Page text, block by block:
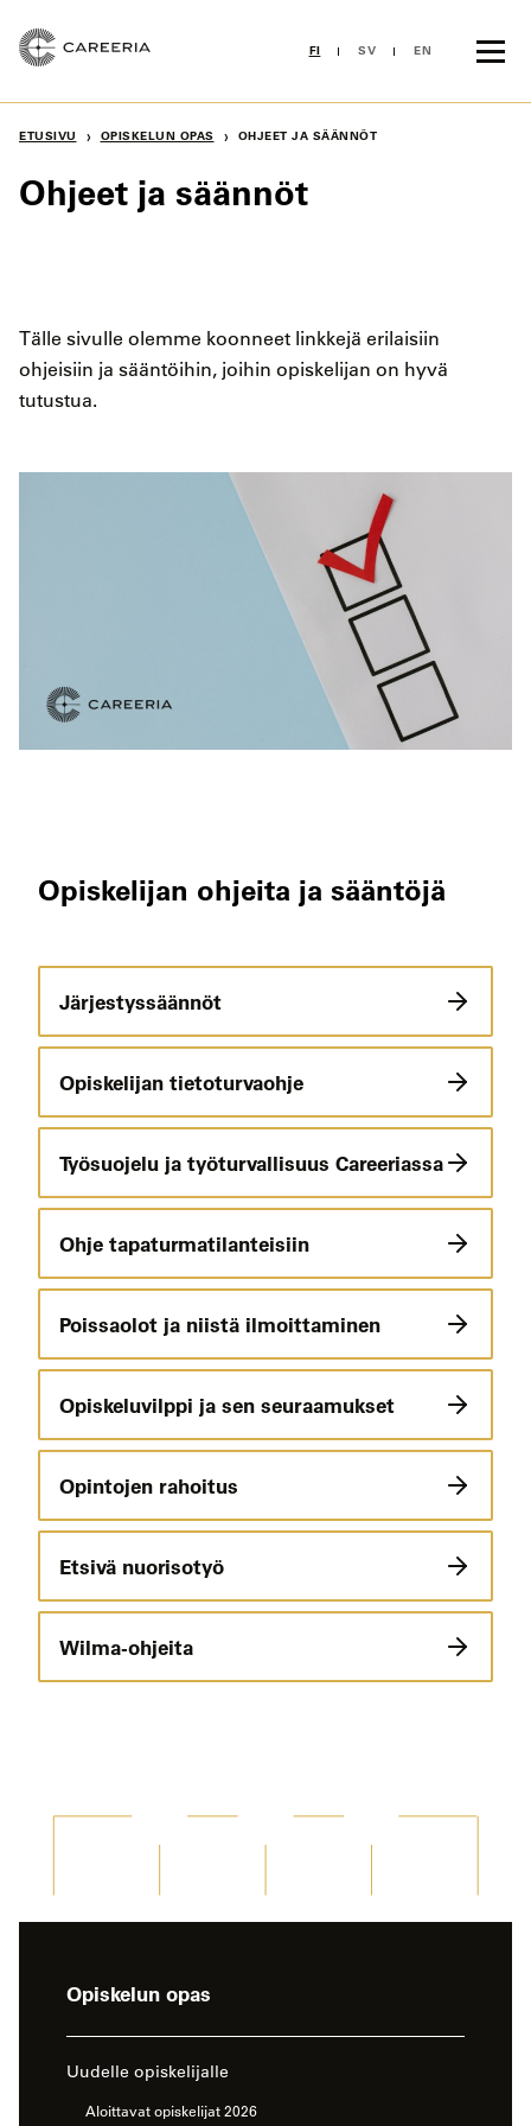
sisältöön
FI SV EN
ETUSIVU › OPISKELUN OPAS › OHJEET JA SÄÄNNÖT
Ohjeet ja säännöt
Tälle sivulle olemme koonneet linkkejä erilaisiin
ohjeisiin ja sääntöihin, joihin opiskelijan on hyvä
tutustua.
Opiskelijan ohjeita ja sääntöjä
Järjestyssäännöt
Opiskelijan tietoturvaohje
Työsuojelu ja työturvallisuus Careeriassa
Ohje tapaturmatilanteisiin
Poissaolot ja niistä ilmoittaminen
Opiskeluvilppi ja sen seuraamukset
Opintojen rahoitus
Etsivä nuorisotyö
Wilma-ohjeita
Opiskelun opas
Uudelle opiskelijalle
Aloittavat opiskelijat 2026